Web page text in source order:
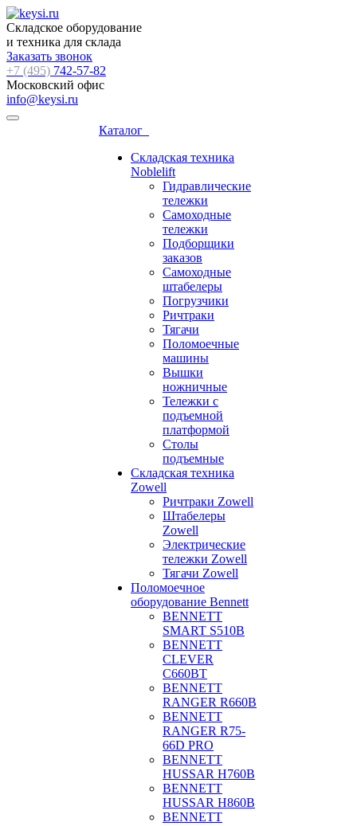
Складское оборудование
и техника для склада
Заказать звонок
+7 (495) 742-57-82
Московский офис
info@keysi.ru
Каталог
Складская техника
Noblelift
Гидравлические
тележки
Самоходные
тележки
Подборщики
заказов
Самоходные
штабелеры
Погрузчики
Ричтраки
Тягачи
Поломоечные
машины
Вышки
ножничные
Тележки с
подъемной
платформой
Столы
подъемные
Складская техника
Zowell
Ричтраки Zowell
Штабелеры
Zowell
Электрические
тележки Zowell
Тягачи Zowell
Поломоечное
оборудование Bennett
BENNETT
SMART S510B
BENNETT
CLEVER
C660BT
BENNETT
RANGER R660B
BENNETT
RANGER R75-
66D PRO
BENNETT
HUSSAR H760B
BENNETT
HUSSAR H860B
BENNETT